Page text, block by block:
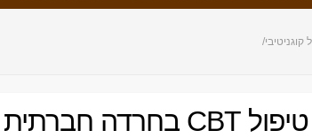
טיפול CBT בחרדה חברתית – טיפול קוגניטיבי